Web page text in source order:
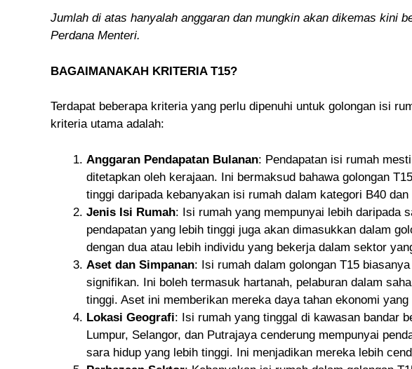
Jumlah di atas hanyalah anggaran dan mungkin akan dikemas kini
Perdana Menteri.
BAGAIMANAKAH KRITERIA T15?
Terdapat beberapa kriteria yang perlu dipenuhi untuk golongan isi
kriteria utama adalah:
Anggaran Pendapatan Bulanan: Pendapatan isi rumah
ditetapkan oleh kerajaan. Ini bermaksud bahawa golongan
tinggi daripada kebanyakan isi rumah dalam kategori B40 dan
Jenis Isi Rumah: Isi rumah yang mempunyai lebih daripada
pendapatan yang lebih tinggi juga akan dimasukkan dalam
dengan dua atau lebih individu yang bekerja dalam sektor
Aset dan Simpanan: Isi rumah dalam golongan T15
signifikan. Ini boleh termasuk hartanah, pelaburan dalam
tinggi. Aset ini memberikan mereka daya tahan ekonomi yang
Lokasi Geografi: Isi rumah yang tinggal di kawasan bandar
Lumpur, Selangor, dan Putrajaya cenderung mempunyai
sara hidup yang lebih tinggi. Ini menjadikan mereka lebih